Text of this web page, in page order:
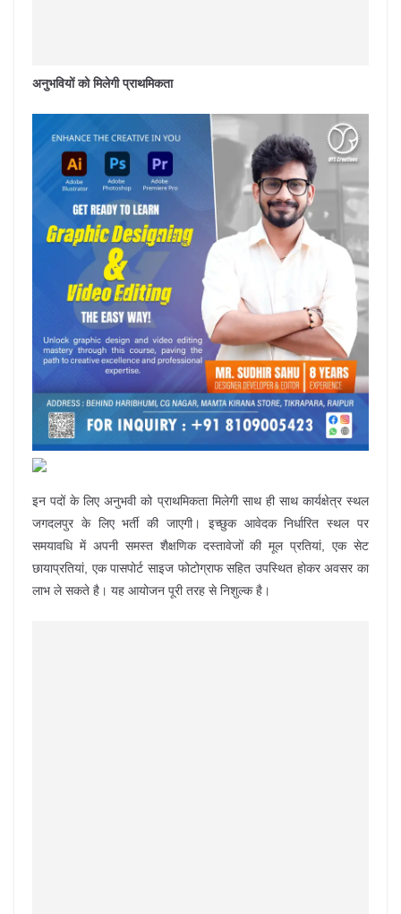
अनुभवियों को मिलेगी प्राथमिकता
इन पदों के लिए अनुभवी को प्राथमिकता मिलेगी साथ ही साथ कार्यक्षेत्र स्थल
जगदलपुर के लिए भर्ती की जाएगी। इच्छुक आवेदक निर्धारित स्थल पर
समयावधि में अपनी समस्त शैक्षणिक दस्तावेजों की मूल प्रतियां, एक सेट
छायाप्रतियां, एक पासपोर्ट साइज फोटोग्राफ सहित उपस्थित होकर अवसर का
लाभ ले सकते है। यह आयोजन पूरी तरह से निशुल्क है।